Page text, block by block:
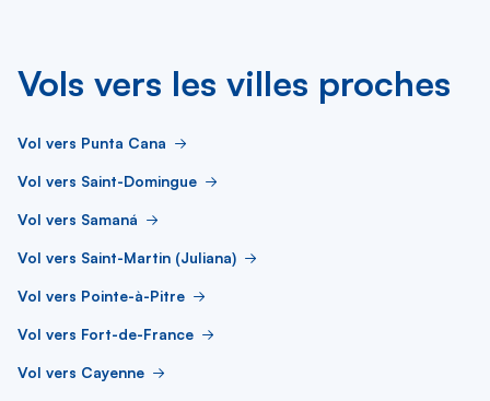
Vols vers les villes proches
Vol vers Punta Cana
Vol vers Saint-Domingue
Vol vers Samaná
Vol vers Saint-Martin (Juliana)
Vol vers Pointe-à-Pitre
Vol vers Fort-de-France
Vol vers Cayenne